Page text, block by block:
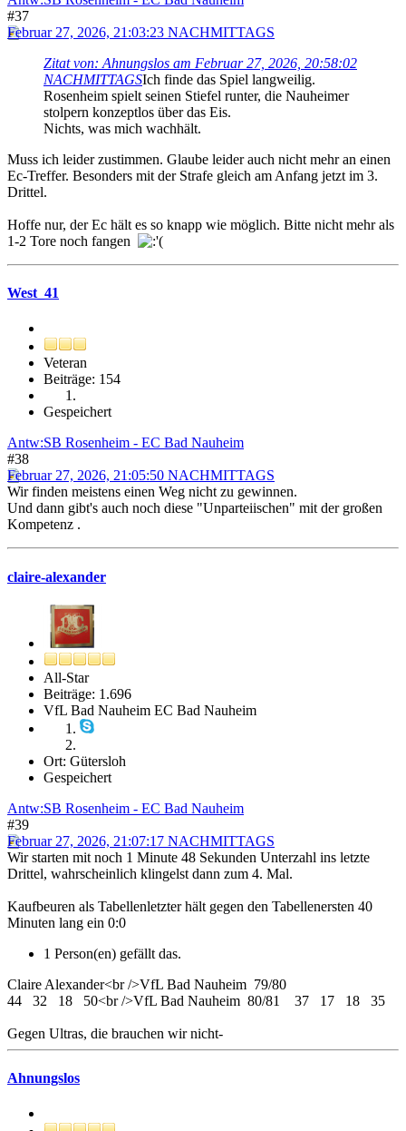
#37
Februar 27, 2026, 21:03:23 NACHMITTAGS
Zitat von: Ahnungslos am Februar 27, 2026, 20:58:02
NACHMITTAGSIch finde das Spiel langweilig.
Rosenheim spielt seinen Stiefel runter, die Nauheimer
stolpern konzeptlos über das Eis.
Nichts, was mich wachhält.
Muss ich leider zustimmen. Glaube leider auch nicht mehr an einen
Ec-Treffer. Besonders mit der Strafe gleich am Anfang jetzt im 3.
Drittel.
Hoffe nur, der Ec hält es so knapp wie möglich. Bitte nicht mehr als
1-2 Tore noch fangen
West_41
Veteran
Beiträge: 154
Gespeichert
Antw:SB Rosenheim - EC Bad Nauheim
#38
Februar 27, 2026, 21:05:50 NACHMITTAGS
Wir finden meistens einen Weg nicht zu gewinnen.
Und dann gibt's auch noch diese "Unparteiischen" mit der großen
Kompetenz .
claire-alexander
All-Star
Beiträge: 1.696
VfL Bad Nauheim EC Bad Nauheim
Ort: Gütersloh
Gespeichert
Antw:SB Rosenheim - EC Bad Nauheim
#39
Februar 27, 2026, 21:07:17 NACHMITTAGS
Wir starten mit noch 1 Minute 48 Sekunden Unterzahl ins letzte
Drittel, wahrscheinlich klingelst dann zum 4. Mal.
Kaufbeuren als Tabellenletzter hält gegen den Tabellenersten 40
Minuten lang ein 0:0
1 Person(en) gefällt das.
Claire Alexander<br />VfL Bad Nauheim 79/80
44 32 18 50<br />VfL Bad Nauheim 80/81 37 17 18 35
Gegen Ultras, die brauchen wir nicht-
Ahnungslos